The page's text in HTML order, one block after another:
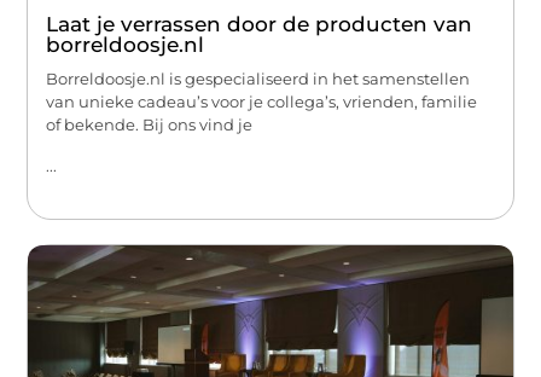
Laat je verrassen door de producten van
borreldoosje.nl
Borreldoosje.nl is gespecialiseerd in het samenstellen
van unieke cadeau’s voor je collega’s, vrienden, familie
of bekende. Bij ons vind je
...